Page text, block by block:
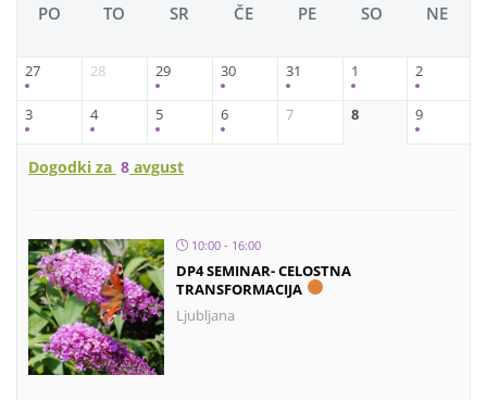
PO TO SR ČE PE SO NE
27 28 29 30 31 1 2
3 4 5 6 7 8 9
Dogodki za 8 avgust
10:00 - 16:00
DP4 SEMINAR- CELOSTNA
TRANSFORMACIJA
Ljubljana